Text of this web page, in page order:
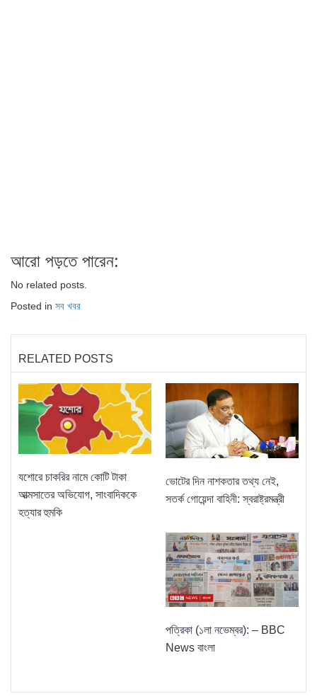
আরো পড়তে পারেন:
No related posts.
Posted in সব খবর
RELATED POSTS
যশোরে চাকরির নামে কোটি টাকা
আত্মসাতের অভিযোগ, সাংবাদিককে
হত্যার হুমকি
ভোটের দিন নাশকতার তথ্য নেই,
সতর্ক গোয়েন্দা বাহিনী: স্বরাষ্ট্রমন্ত্রী
পত্রিকা (১লা নভেম্বর): – BBC
News বাংলা